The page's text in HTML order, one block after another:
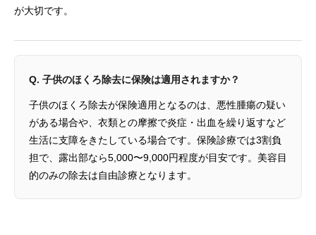
が大切です。
Q. 子供のほくろ除去に保険は適用されますか？
子供のほくろ除去が保険適用となるのは、悪性腫瘍の疑い
がある場合や、衣類との摩擦で炎症・出血を繰り返すなど
生活に支障をきたしている場合です。保険診療では3割負
担で、露出部なら5,000〜9,000円程度が目安です。美容目
的のみの除去は自由診療となります。